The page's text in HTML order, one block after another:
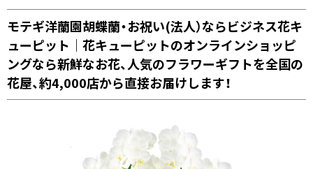
モテギ洋蘭園胡蝶蘭・お祝い(法人）ならビジネス花キ
ューピット｜花キューピットのオンラインショッピ
ングなら新鮮なお花、人気のフラワーギフトを全国の
花屋、約4,000店から直接お届けします！